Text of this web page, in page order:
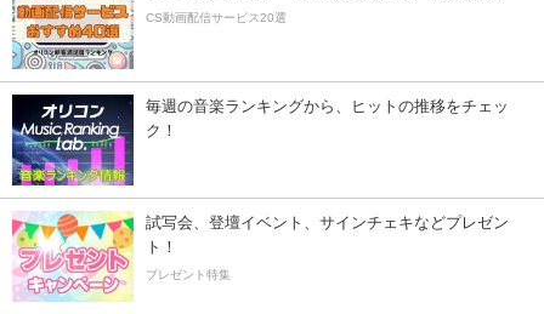
CS動画配信サービス20選
毎週の音楽ランキングから、ヒットの推移をチェッ
ク！
試写会、登壇イベント、サインチェキなどプレゼン
ト！
プレゼント特集